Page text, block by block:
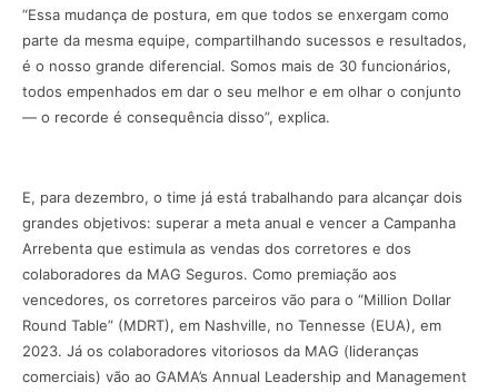
“Essa mudança de postura, em que todos se enxergam como
parte da mesma equipe, compartilhando sucessos e resultados,
é o nosso grande diferencial. Somos mais de 30 funcionários,
todos empenhados em dar o seu melhor e em olhar o conjunto
— o recorde é consequência disso”, explica.
E, para dezembro, o time já está trabalhando para alcançar dois
grandes objetivos: superar a meta anual e vencer a Campanha
Arrebenta que estimula as vendas dos corretores e dos
colaboradores da MAG Seguros. Como premiação aos
vencedores, os corretores parceiros vão para o “Million Dollar
Round Table” (MDRT), em Nashville, no Tennesse (EUA), em
2023. Já os colaboradores vitoriosos da MAG (lideranças
comerciais) vão ao GAMA’s Annual Leadership and Management